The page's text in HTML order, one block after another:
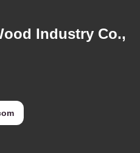
Industry Co.,